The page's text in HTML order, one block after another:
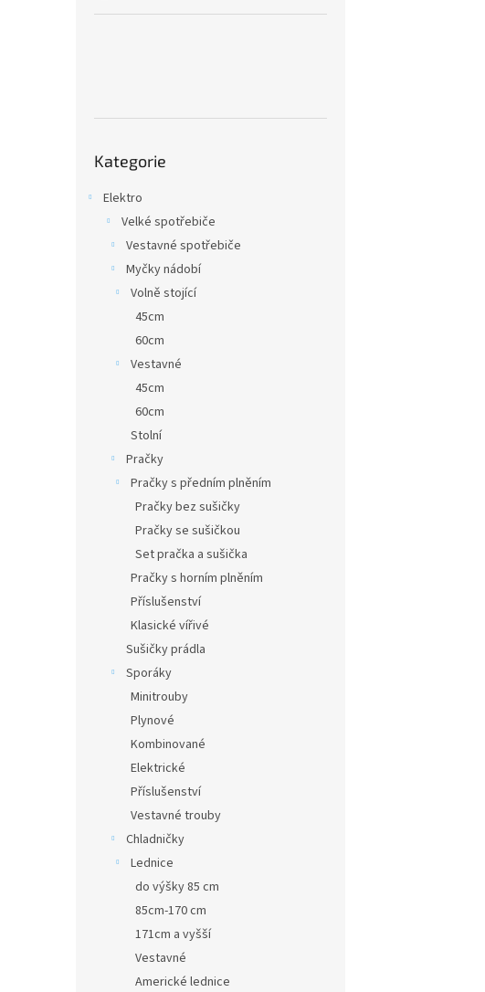
kategorie
Kategorie
Elektro
Velké spotřebiče
Vestavné spotřebiče
Myčky nádobí
Volně stojící
45cm
60cm
Vestavné
45cm
60cm
Stolní
Pračky
Pračky s předním plněním
Pračky bez sušičky
Pračky se sušičkou
Set pračka a sušička
Pračky s horním plněním
Příslušenství
Klasické vířivé
Sušičky prádla
Sporáky
Minitrouby
Plynové
Kombinované
Elektrické
Příslušenství
Vestavné trouby
Chladničky
Lednice
do výšky 85 cm
85cm-170 cm
171cm a vyšší
Vestavné
Americké lednice